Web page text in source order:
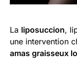
La liposuccion,
une intervention
amas graisseux